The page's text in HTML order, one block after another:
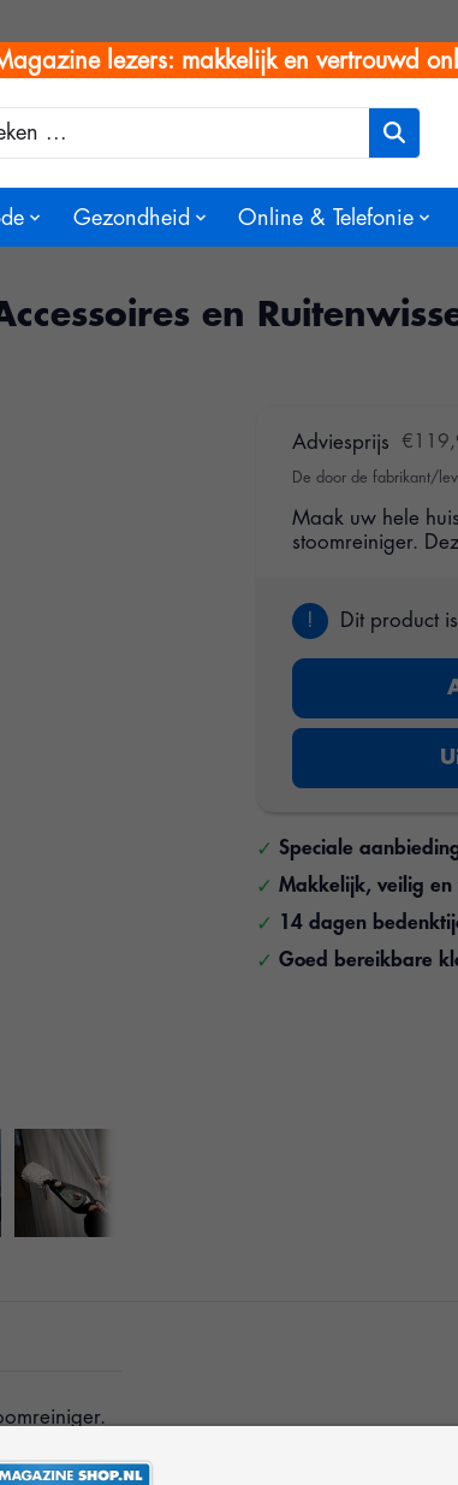
lezers: makkelijk en vertrouwd
Gezondheid Online & Telefonie
en
Adviesprijs
De door de fabrikant/
Maak uw hele
stoomreiniger.
! Dit product
Speciale
Makkelijk, veilig en
14 dagen
Goed bereikbare
zonder